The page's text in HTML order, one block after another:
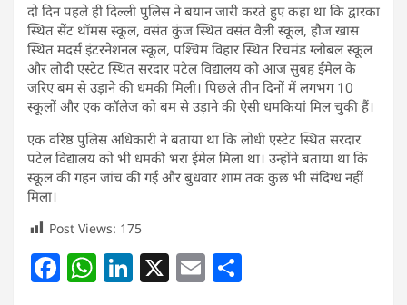
दो दिन पहले ही दिल्ली पुलिस ने बयान जारी करते हुए कहा था कि द्वारका
स्थित सेंट थॉमस स्कूल, वसंत कुंज स्थित वसंत वैली स्कूल, हौज खास
स्थित मदर्स इंटरनेशनल स्कूल, पश्चिम विहार स्थित रिचमंड ग्लोबल स्कूल
और लोदी एस्टेट स्थित सरदार पटेल विद्यालय को आज सुबह ईमेल के
जरिए बम से उड़ाने की धमकी मिली। पिछले तीन दिनों में लगभग 10
स्कूलों और एक कॉलेज को बम से उड़ाने की ऐसी धमकियां मिल चुकी हैं।
एक वरिष्ठ पुलिस अधिकारी ने बताया था कि लोधी एस्टेट स्थित सरदार
पटेल विद्यालय को भी धमकी भरा ईमेल मिला था। उन्होंने बताया था कि
स्कूल की गहन जांच की गई और बुधवार शाम तक कुछ भी संदिग्ध नहीं
मिला।
Post Views: 175
F W Li X E